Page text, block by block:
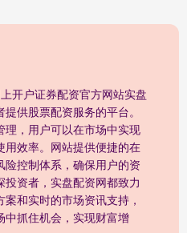
开户证券配资官方网站实盘
供股票配资服务的平台。
，用户可以在市场中实现
效率。网站提供便捷的在
控制体系，确保用户的资
资者，实盘配资网都致力
和实时的市场资讯支持，
中抓住机会，实现财富增